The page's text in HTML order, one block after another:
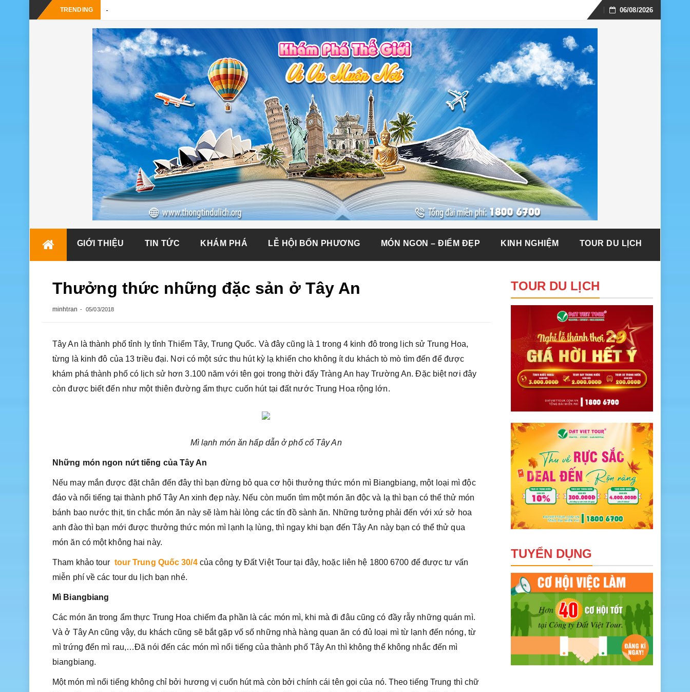
TRENDING Gợi ý – Tháng
Skip
06/08/2026
GIỚI THIỆU TIN TỨC KHÁM PHÁ LỄ HỘI BỐN PHƯƠNG MÓN NGON – ĐIỂM ĐẸP KINH NGHIỆM TOUR DU LỊCH
Thưởng thức những đặc sản ở Tây An
minhtran 05/03/2018
Tây An là thành phố tỉnh lỵ tỉnh Thiểm Tây, Trung Quốc. Và đây cũng là 1 trong 4 kinh đô trong lịch sử Trung Hoa,
từng là kinh đô của 13 triều đại. Nơi có một sức thu hút kỳ lạ khiến cho không ít du khách tò mò tìm đến để được
khám phá thành phố có lịch sử hơn 3.100 năm với tên gọi trong thời đấy Tràng An hay Trường An. Đặc biệt nơi đây
còn được biết đến như một thiên đường ẩm thực cuốn hút tại đất nước Trung Hoa rộng lớn.
Mì lạnh món ăn hấp dẫn ở phố cổ Tây An
Những món ngon nứt tiếng của Tây An
Nếu may mắn được đặt chân đến đây thì bạn đừng bỏ qua cơ hội thưởng thức món mì Biangbiang, một loại mì độc
đáo và nổi tiếng tại thành phố Tây An xinh đẹp này. Nếu còn muốn tìm một món ăn độc và lạ thì bạn có thể thử món
bánh bao nước thịt, tin chắc món ăn này sẽ làm hài lòng các tín đồ sành ăn. Những tưởng phải đến với xứ sở hoa
anh đào thì bạn mới được thưởng thức món mì lạnh lạ lùng, thì ngay khi bạn đến Tây An này bạn có thể thử qua
món ăn có một không hai này.
Tham khảo tour tour Trung Quốc 30/4của công ty Đất Việt Tour tại đây, hoặc liên hệ 1800 6700 để được tư vấn
miễn phí về các tour du lịch bạn nhé.
Mì Biangbiang
Các món ăn trong ẩm thực Trung Hoa chiếm đa phần là các món mì, khi mà đi đâu cũng có đầy rẫy những quán mì.
Và ở Tây An cũng vậy, du khách cũng sẽ bắt gặp vố số những nhà hàng quan ăn có đủ loại mì từ lạnh đến nóng, từ
mì trứng đến mì rau,…Đã nói đến các món mì nổi tiếng của thành phố Tây An thì không thể không nhắc đến mì
biangbiang.
Một món mì nổi tiếng không chỉ bởi hương vị cuốn hút mà còn bởi chính cái tên gọi của nó. Theo tiếng Trung thì chữ
TOUR DU LỊCH
TUYỂN DỤNG